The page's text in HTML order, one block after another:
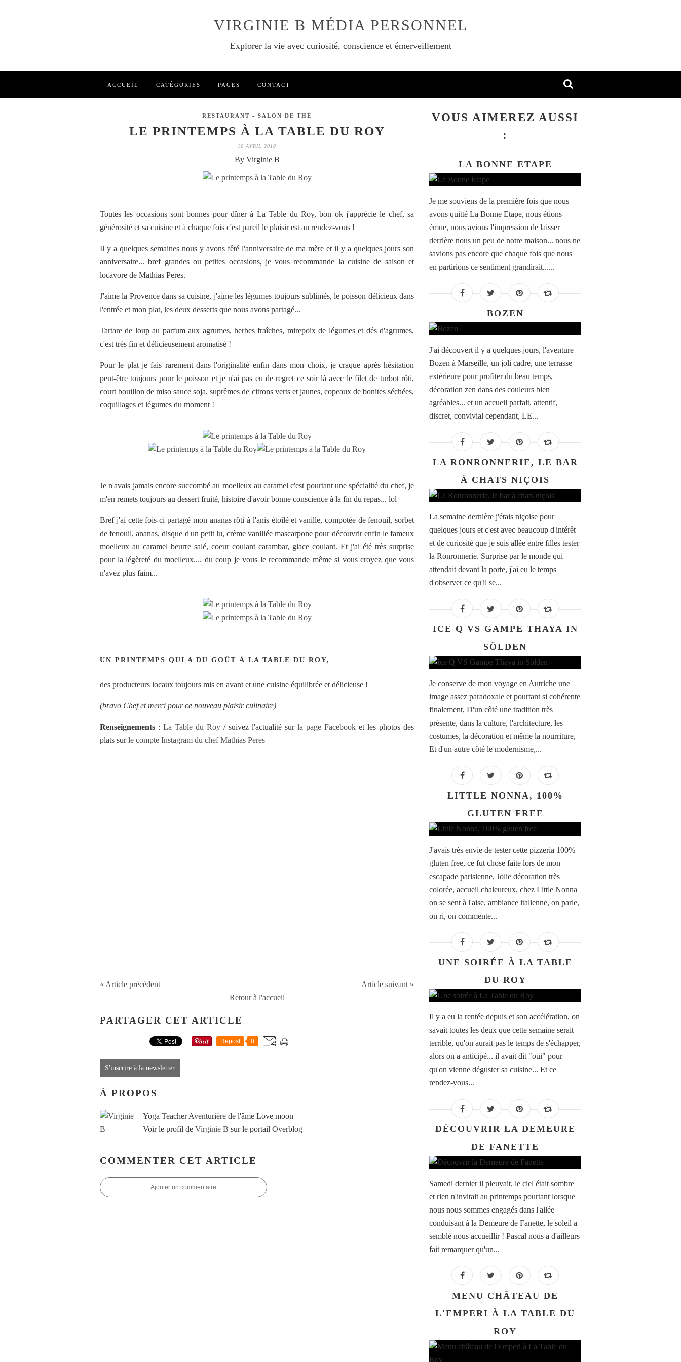
VIRGINIE B MÉDIA PERSONNEL
Explorer la vie avec curiosité, conscience et émerveillement
ACCUEIL CATÉGORIES PAGES CONTACT
RESTAURANT - SALON DE THÉ
LE PRINTEMPS À LA TABLE DU ROY
10 AVRIL 2018
By Virginie B
Toutes les occasions sont bonnes pour dîner à La Table du Roy, bon ok j'apprécie le chef, sa
générosité et sa cuisine et à chaque fois c'est pareil le plaisir est au rendez-vous !
Il y a quelques semaines nous y avons fêté l'anniversaire de ma mère et il y a quelques jours son
anniversaire... bref grandes ou petites occasions, je vous recommande la cuisine de saison et
locavore de Mathias Peres.
J'aime la Provence dans sa cuisine, j'aime les légumes toujours sublimés, le poisson délicieux dans
l'entrée et mon plat, les deux desserts que nous avons partagé...
Tartare de loup au parfum aux agrumes, herbes fraîches, mirepoix de légumes et dés d'agrumes,
c'est très fin et délicieusement aromatisé !
Pour le plat je fais rarement dans l'originalité enfin dans mon choix, je craque après hésitation
peut-être toujours pour le poisson et je n'ai pas eu de regret ce soir là avec le filet de turbot rôti,
court bouillon de miso sauce soja, suprêmes de citrons verts et jaunes, copeaux de bonites séchées,
coquillages et légumes du moment !
Je n'avais jamais encore succombé au moelleux au caramel c'est pourtant une spécialité du chef, je
m'en remets toujours au dessert fruité, histoire d'avoir bonne conscience à la fin du repas... lol
Bref j'ai cette fois-ci partagé mon ananas rôti à l'anis étoilé et vanille, compotée de fenouil, sorbet
de fenouil, ananas, disque d'un petit lu, crème vanillée mascarpone pour découvrir enfin le fameux
moelleux au caramel beurre salé, coeur coulant carambar, glace coulant. Et j'ai été très surprise
pour la légèreté du moelleux.... du coup je vous le recommande même si vous croyez que vous
n'avez plus faim...
UN PRINTEMPS QUI A DU GOÛT À LA TABLE DU ROY,
des producteurs locaux toujours mis en avant et une cuisine équilibrée et délicieuse !
(bravo Chef et merci pour ce nouveau plaisir culinaire)
Renseignements : La Table du Roy / suivez l'actualité sur la page Facebook et les photos des
plats surle compte Instagram du chef Mathias Peres
« Article précédent
Article suivant »
Retour à l'accueil
PARTAGER CET ARTICLE
Repost 0
S'inscrire à la newsletter
À PROPOS
Yoga Teacher Aventurière de l'âme Love moon
Voir le profil de Virginie B sur le portail Overblog
COMMENTER CET ARTICLE
Ajouter un commentaire
VOUS AIMEREZ AUSSI
:
LA BONNE ETAPE
Je me souviens de la première fois que nous
avons quitté La Bonne Etape, nous étions
émue, nous avions l'impression de laisser
derrière nous un peu de notre maison... nous ne
savions pas encore que chaque fois que nous
en partirions ce sentiment grandirait......
BOZEN
J'ai découvert il y a quelques jours, l'aventure
Bozen à Marseille, un joli cadre, une terrasse
extérieure pour profiter du beau temps,
décoration zen dans des couleurs bien
agréables... et un accueil parfait, attentif,
discret, convivial cependant, LE...
LA RONRONNERIE, LE BAR
À CHATS NIÇOIS
La semaine dernière j'étais niçoise pour
quelques jours et c'est avec beaucoup d'intérêt
et de curiosité que je suis allée entre filles tester
la Ronronnerie. Surprise par le monde qui
attendait devant la porte, j'ai eu le temps
d'observer ce qu'il se...
ICE Q VS GAMPE THAYA IN
SÖLDEN
Je conserve de mon voyage en Autriche une
image assez paradoxale et pourtant si cohérente
finalement, D'un côté une tradition très
présente, dans la culture, l'architecture, les
costumes, la décoration et même la nourriture,
Et d'un autre côté le modernisme,...
LITTLE NONNA, 100%
GLUTEN FREE
J'avais très envie de tester cette pizzeria 100%
gluten free, ce fut chose faite lors de mon
escapade parisienne, Jolie décoration très
colorée, accueil chaleureux, chez Little Nonna
on se sent à l'aise, ambiance italienne, on parle,
on ri, on commente...
UNE SOIRÉE À LA TABLE
DU ROY
Il y a eu la rentée depuis et son accélération, on
savait toutes les deux que cette semaine serait
terrible, qu'on aurait pas le temps de s'échapper,
alors on a anticipé... il avait dit "oui" pour
qu'on vienne déguster sa cuisine... Et ce
rendez-vous...
DÉCOUVRIR LA DEMEURE
DE FANETTE
Samedi dernier il pleuvait, le ciel était sombre
et rien n'invitait au printemps pourtant lorsque
nous nous sommes engagés dans l'allée
conduisant à la Demeure de Fanette, le soleil a
semblé nous accueillir ! Pascal nous a d'ailleurs
fait remarquer qu'un...
MENU CHÂTEAU DE
L'EMPERI À LA TABLE DU
ROY